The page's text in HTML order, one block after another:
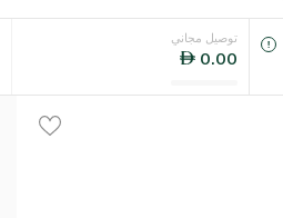
اللغةتوصيل مجاني
0.00